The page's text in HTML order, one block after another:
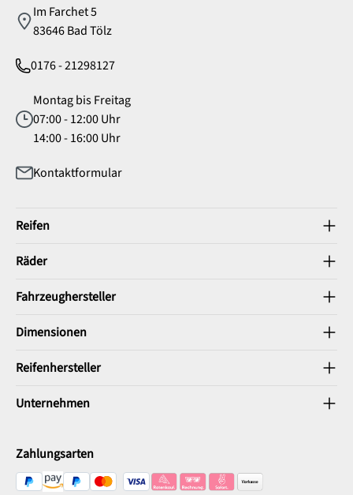
Im Farchet 5
83646 Bad Tölz
0176 - 21298127
Montag bis Freitag
07:00 - 12:00 Uhr
14:00 - 16:00 Uhr
Kontaktformular
Reifen
Räder
Fahrzeughersteller
Dimensionen
Reifenhersteller
Unternehmen
Zahlungsarten